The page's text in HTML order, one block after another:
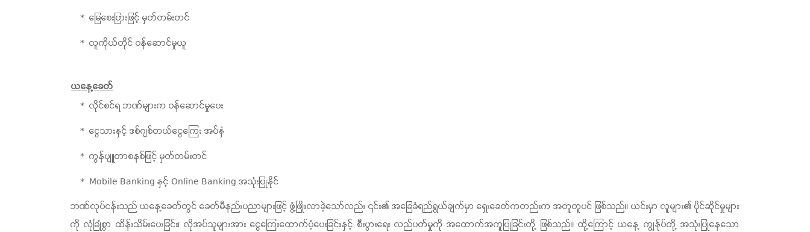
မြေစေးပြားဖြင့် မှတ်တမ်းတင်
လူကိုယ်တိုင် ဝန်ဆောင်မှုယူ
ယနေ့ခေတ်
လိုင်စင်ရ ဘဏ်များက ဝန်ဆောင်မှုပေး
ငွေသားနှင့် ဒစ်ဂျစ်တယ်ငွေကြေး အပ်နှံ
ကွန်ပျူတာစနစ်ဖြင့် မှတ်တမ်းတင်
Mobile Banking နှင့် Online Banking အသုံးပြုနိုင်
ဘဏ်လုပ်ငန်းသည် ယနေ့ခေတ်တွင် ခေတ်မီနည်းပညာများဖြင့် ဖွံ့ဖြိုးလာခဲ့သော်လည်း ၎င်း၏ အခြေခံရည်ရွယ်ချက်မှာ ရှေးခေတ်ကတည်းက အတူတူပင် ဖြစ်သည်။ ယင်းမှာ လူများ၏ ပိုင်ဆိုင်မှုများ
ကို လုံခြုံစွာ ထိန်းသိမ်းပေးခြင်း၊ လိုအပ်သူများအား ငွေကြေးထောက်ပံ့ပေးခြင်းနှင့် စီးပွားရေး လည်ပတ်မှုကို အထောက်အကူပြုခြင်းတို့ ဖြစ်သည်။ ထို့ကြောင့် ယနေ့ ကျွန်ုပ်တို့ အသုံးပြုနေသော